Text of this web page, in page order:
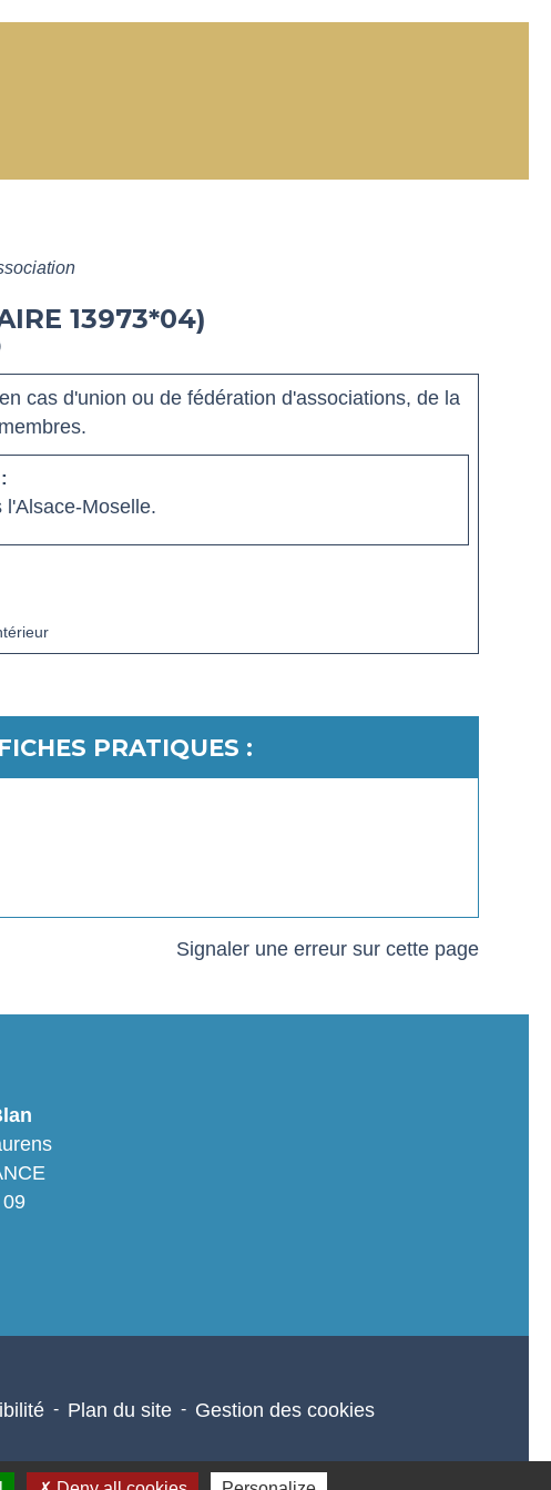
13973*04)
cas d'union ou de fédération d'associations, de la
Moselle.
PRATIQUES :
Signaler une erreur sur cette page
- Plan du site - Gestion des cookies